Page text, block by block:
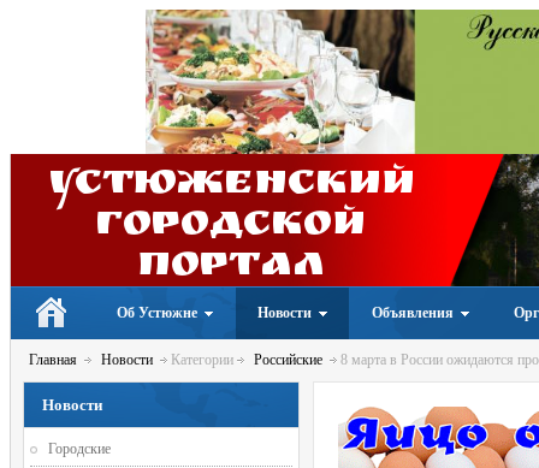
Устюженский
Городской
портал
Об Устюжне Новости Объявления
Главная Новости Категории Российские 8 марта в России ожидаются
Новости
Городские